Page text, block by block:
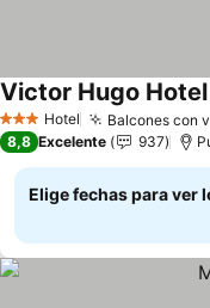
3 Estrellas
Hotel Balcones con
Victor Hugo Hotel
8,8 Excelente 937
Elige fechas para ver